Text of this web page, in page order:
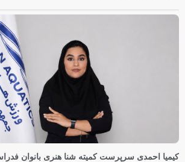
کیمیا احمدی سرپرست کمیته شنا هنری بانوان